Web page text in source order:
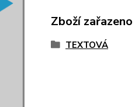
Zboží
TEXTOVÁ